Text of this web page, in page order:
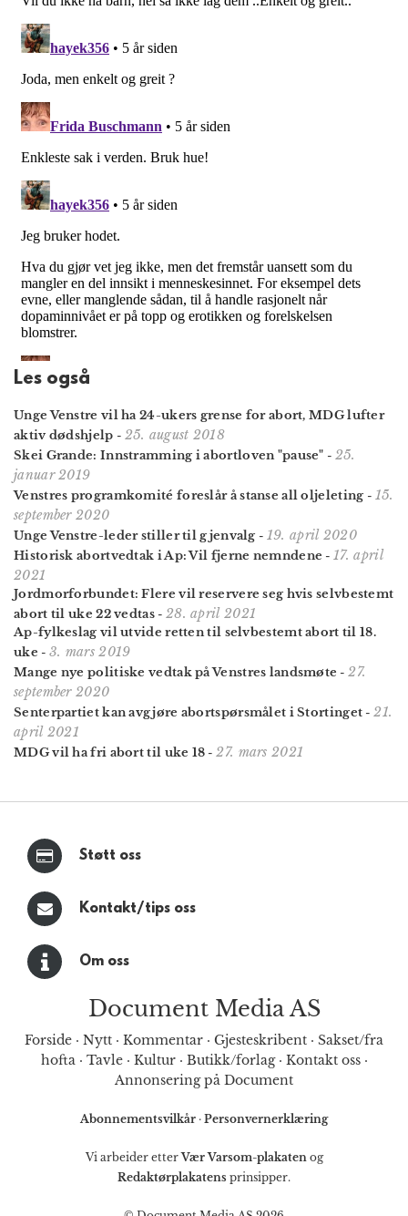
Les også
Unge Venstre vil ha 24-ukers grense for abort, MDG lufter
aktiv dødshjelp - 25. august 2018
Skei Grande: Innstramming i abortloven "pause" - 25.
januar 2019
Venstres programkomité foreslår å stanse all oljeleting - 15.
september 2020
Unge Venstre-leder stiller til gjenvalg - 19. april 2020
Historisk abortvedtak i Ap: Vil fjerne nemndene -17. april
2021
Jordmorforbundet: Flere vil reservere seg hvis selvbestemt
abort til uke 22 vedtas- 28. april 2021
Ap-fylkeslag vil utvide retten til selvbestemt abort til 18.
uke - 3. mars 2019
Mange nye politiske vedtak på Venstres landsmøte -27.
september 2020
Senterpartiet kan avgjøre abortspørsmålet i Stortinget -21.
april 2021
MDG vil ha fri abort til uke 18 -27. mars 2021
Støtt oss
Kontakt/tips oss
Om oss
Document Media AS
Forside · Nytt · Kommentar · Gjesteskribent · Sakset/fra
hofta· Tavle· Kultur· Butikk/forlag· Kontakt oss·
Annonsering på Document
Abonnementsvilkår · Personvernerklæring
Vi arbeider etterVær Varsom-plakatenog
Redaktørplakatens prinsipper.